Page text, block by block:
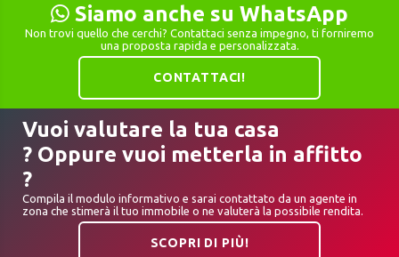
Siamo anche su WhatsApp
Non trovi quello che cerchi? Contattaci senza impegno, ti forniremo
una proposta rapida e personalizzata.
CONTATTACI!
Vuoi valutare la tua casa
? Oppure vuoi metterla in affitto
?
Compila il modulo informativo e sarai contattato da un agente in
zona che stimerà il tuo immobile o ne valuterà la possibile rendita.
SCOPRI DI PIÙ!